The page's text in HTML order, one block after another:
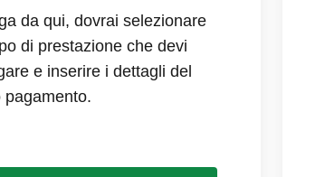
da qui, dovrai selezionare
di prestazione che devi
e inserire i dettagli del
pagamento.